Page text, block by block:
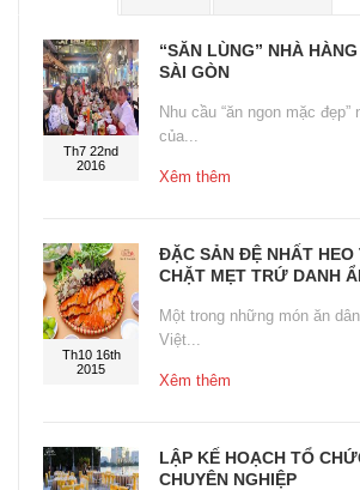
Th7 22nd
2016
“SĂN LÙNG” NHÀ
SÀI GÒN
Nhu cầu “ăn ngon mặc đẹp”
của...
Xêm thêm
Th10 16th
2015
ĐẶC SẢN ĐỆ NHẤT HEO
CHẶT MẸT TRỨ DANH
Một trong những món ăn
Việt...
Xêm thêm
LẬP KẾ HOẠCH TỔ
CHUYÊN NGHIỆP